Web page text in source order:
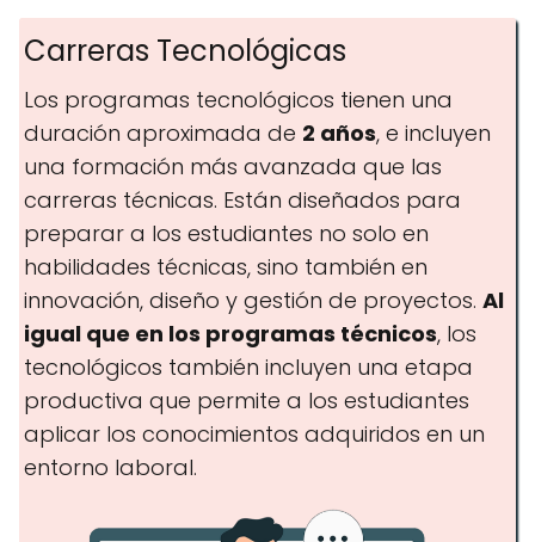
Tecnologías de la información
Servicios
Salud
Carreras Tecnológicas
Los programas tecnológicos tienen una
duración aproximada de 2 años, e incluyen
una formación más avanzada que las
carreras técnicas. Están diseñados para
preparar a los estudiantes no solo en
habilidades técnicas, sino también en
innovación, diseño y gestión de proyectos. Al
igual que en los programas técnicos, los
tecnológicos también incluyen una etapa
productiva que permite a los estudiantes
aplicar los conocimientos adquiridos en un
entorno laboral.